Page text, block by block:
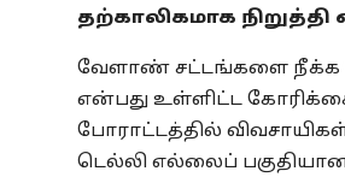
தற்காலிகமாக
வேளாண் சட்டங்களை நீக்க
என்பது உள்ளிட்ட
போராட்டத்தில்
டெல்லி எல்லைப்